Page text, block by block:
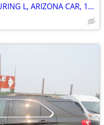
2017 CHRYSLER PACIFICA TOURING L, ARIZONA CAR, 146 M, RUNS GREAT !!!